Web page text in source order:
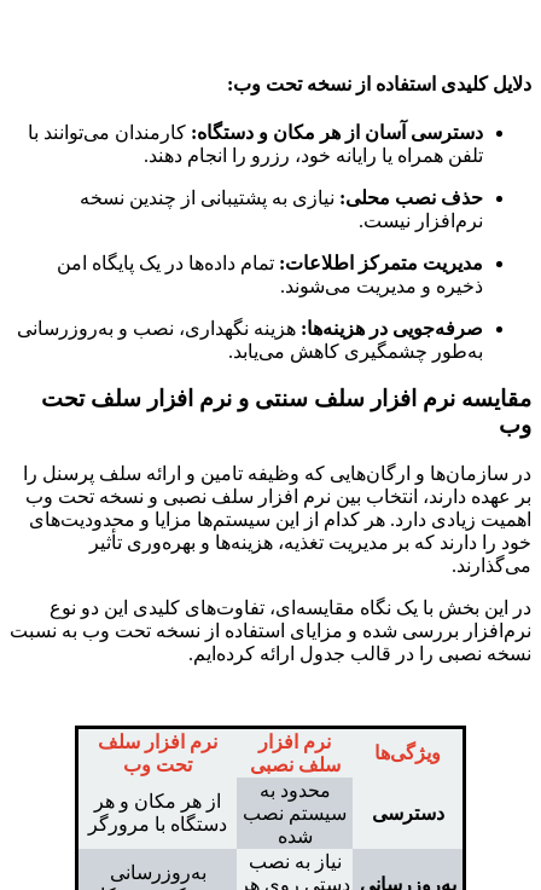
دلایل کلیدی استفاده از نسخه تحت وب:
دسترسی آسان از هر مکان و دستگاه: کارمندان می‌توانند با
تلفن همراه یا رایانه خود، رزرو را انجام دهند.
حذف نصب محلی: نیازی به پشتیبانی از چندین نسخه
نرم‌افزار نیست.
مدیریت متمرکز اطلاعات: تمام داده‌ها در یک پایگاه امن
ذخیره و مدیریت می‌شوند.
صرفه‌جویی در هزینه‌ها: هزینه نگهداری، نصب و به‌روزرسانی
به‌طور چشمگیری کاهش می‌یابد.
مقایسه نرم افزار سلف سنتی و نرم افزار سلف تحت
وب
در سازمان‌ها و ارگان‌هایی که وظیفه تامین و ارائه سلف پرسنل را
بر عهده دارند، انتخاب بین نرم افزار سلف نصبی و نسخه تحت وب
اهمیت زیادی دارد. هر کدام از این سیستم‌ها مزایا و محدودیت‌های
خود را دارند که بر مدیریت تغذیه، هزینه‌ها و بهره‌وری تأثیر
می‌گذارند.
در این بخش با یک نگاه مقایسه‌ای، تفاوت‌های کلیدی این دو نوع
نرم‌افزار بررسی شده و مزایای استفاده از نسخه تحت وب به نسبت
نسخه نصبی را در قالب جدول ارائه کرده‌ایم.
ویژگی‌ها
نرم افزار
سلف نصبی
نرم افزار سلف
تحت وب
دسترسی
محدود به
سیستم نصب
شده
از هر مکان و هر
دستگاه با مرورگر
به‌روزرسانی
نیاز به نصب
دستی روی هر
به‌روزرسانی